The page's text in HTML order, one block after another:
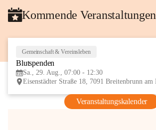
Kommende Veranstaltungen
Gemeinschaft & Vereinsleben
Blutspenden
Sa., 29. Aug., 07:00 - 12:30
Veranstaltungskalender